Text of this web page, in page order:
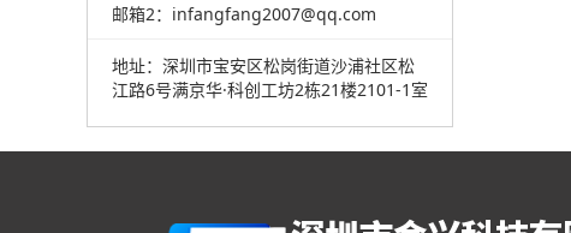
邮箱2： infangfang2007@qq.com
地址：深圳市宝安区松岗街道沙浦社区松
江路6号满京华·科创工坊2栋21楼2101-1室